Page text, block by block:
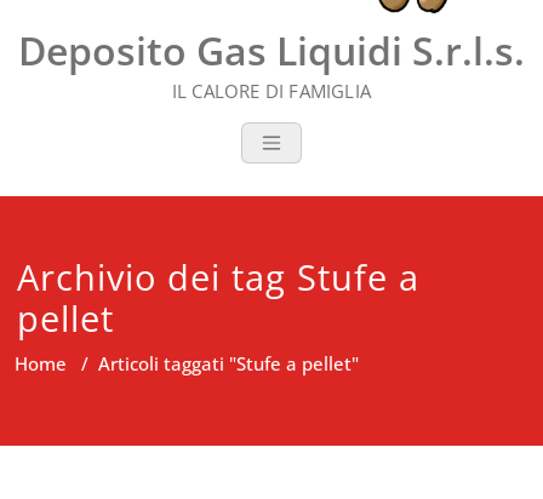
Deposito Gas Liquidi S.r.l.s.
IL CALORE DI FAMIGLIA
Archivio dei tag Stufe a
pellet
Home / Articoli taggati "Stufe a pellet"